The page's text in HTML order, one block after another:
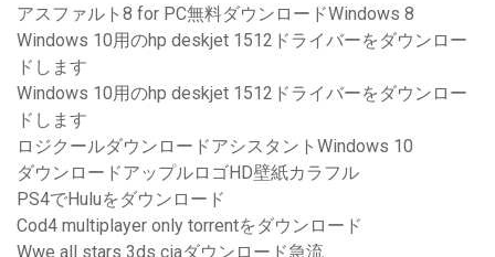
アスファルト8 for PC無料ダウンロードWindows 8
Windows 10用のhp deskjet 1512ドライバーをダウンロー
ドします
Windows 10用のhp deskjet 1512ドライバーをダウンロー
ドします
ロジクールダウンロードアシスタントWindows 10
ダウンロードアップルロゴHD壁紙カラフル
PS4でHuluをダウンロード
Cod4 multiplayer only torrentをダウンロード
Wwe all stars 3ds ciaダウンロード急流